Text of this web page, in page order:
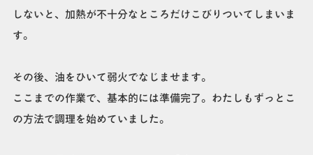
しないと、加熱が不十分なところだけこびりついてしまいま
す。
その後、油をひいて弱火でなじませます。
ここまでの作業で、基本的には準備完了。わたしもずっとこ
の方法で調理を始めていました。